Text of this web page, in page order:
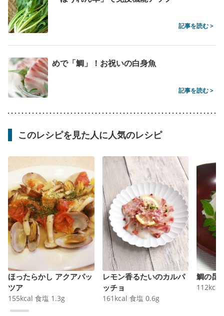
記事を読む >
めで「鯛」！お祝いの白身魚
記事を読む >
このレシピを見た人に人気のレシピ
ほったらかし アクアパッ
ツア
155kcal 食塩 1.3g
レモン香るたいのカルパ
ッチョ
161 kcal 食塩 0.6g
鯛の昆
112kcal